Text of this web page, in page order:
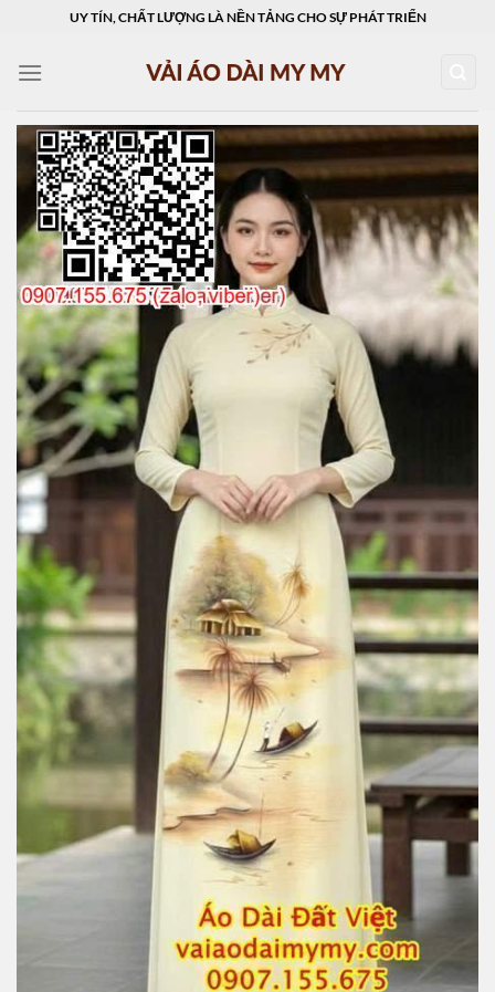
content
UY TÍN, CHẤT LƯỢNG LÀ NỀN TẢNG CHO SỰ PHÁT TRIỂN